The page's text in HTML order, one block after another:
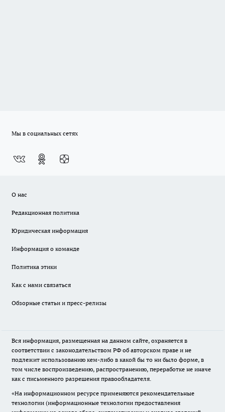
Мы в социальных сетях
О нас
Редакционная политика
Юридическая информация
Информация о команде
Политика этики
Как с нами связаться
Обзорные статьи и пресс-релизы
Вся информация, размещенная на данном сайте, охраняется в
соответствии с законодательством РФ об авторском праве и не
подлежит использованию кем-либо в какой бы то ни было форме, в
том числе воспроизведению, распространению, переработке не иначе
как с письменного разрешения правообладателя.
«На информационном ресурсе применяются рекомендательные
технологии (информационные технологии предоставления